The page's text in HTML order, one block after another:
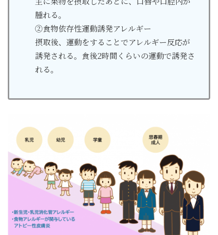
腫れる。
②食物依存性運動誘発アレルギー
摂取後、運動をすることでアレルギー反応が
誘発される。食後2時間くらいの運動で誘発さ
れる。